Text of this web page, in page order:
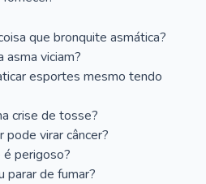
que bronquite asmática?
asma viciam?
esportes mesmo tendo
crise de tosse?
pode virar câncer?
é perigoso?
parar de fumar?